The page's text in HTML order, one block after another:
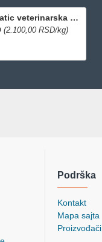
Trovet Hepatic veterinarska dijeta za mačke konzerva 200g
(2.100,00 RSD/kg)
Podrška
Kontakt
Mapa sajta
Proizvođači